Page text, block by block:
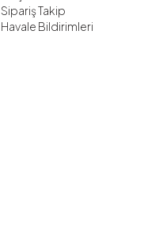
Sipariş Takip
Havale Bildirimleri